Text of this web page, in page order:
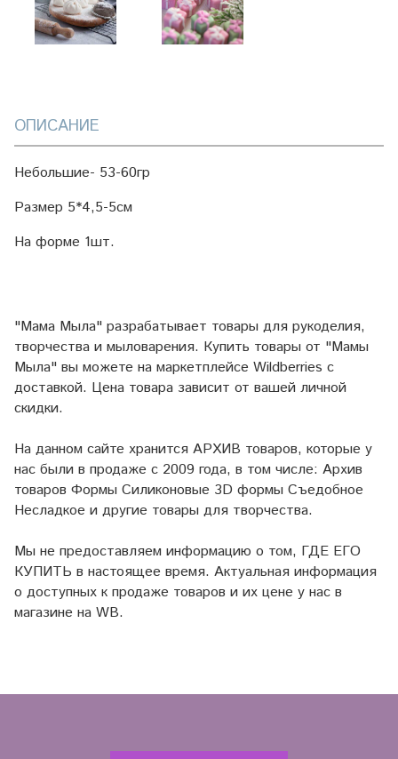
ОПИСАНИЕ
Небольшие- 53-60гр
Размер 5*4,5-5см
На форме 1шт.
"Мама Мыла" разрабатывает товары для рукоделия,
творчества и мыловарения. Купить товары от "Мамы
Мыла" вы можете на маркетплейсе Wildberries с
доставкой. Цена товара зависит от вашей личной
скидки.
На данном сайте хранится АРХИВ товаров, которые у
нас были в продаже с 2009 года, в том числе: Архив
товаров Формы Силиконовые 3D формы Съедобное
Несладкое и другие товары для творчества.
Мы не предоставляем информацию о том, ГДЕ ЕГО
КУПИТЬ в настоящее время. Актуальная информация
о доступных к продаже товаров и их цене у нас в
магазине на WB.